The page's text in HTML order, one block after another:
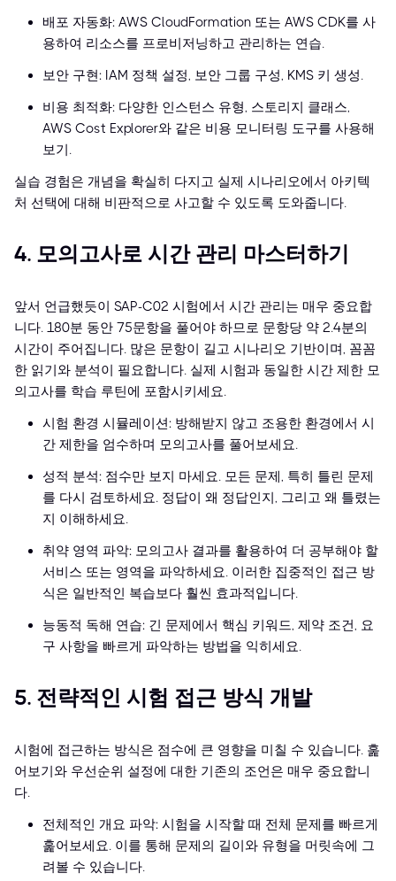
배포 자동화: AWS CloudFormation 또는 AWS CDK를 사
용하여 리소스를 프로비저닝하고 관리하는 연습.
보안 구현: IAM 정책 설정, 보안 그룹 구성, KMS 키 생성.
비용 최적화: 다양한 인스턴스 유형, 스토리지 클래스,
AWS Cost Explorer와 같은 비용 모니터링 도구를 사용해
보기.
실습 경험은 개념을 확실히 다지고 실제 시나리오에서 아키텍
처 선택에 대해 비판적으로 사고할 수 있도록 도와줍니다.
4. 모의고사로 시간 관리 마스터하기
앞서 언급했듯이 SAP-C02 시험에서 시간 관리는 매우 중요합
니다. 180분 동안 75문항을 풀어야 하므로 문항당 약 2.4분의
시간이 주어집니다. 많은 문항이 길고 시나리오 기반이며, 꼼꼼
한 읽기와 분석이 필요합니다. 실제 시험과 동일한 시간 제한 모
의고사를 학습 루틴에 포함시키세요.
시험 환경 시뮬레이션: 방해받지 않고 조용한 환경에서 시
간 제한을 엄수하며 모의고사를 풀어보세요.
성적 분석: 점수만 보지 마세요. 모든 문제, 특히 틀린 문제
를 다시 검토하세요. 정답이 왜 정답인지, 그리고 왜 틀렸는
지 이해하세요.
취약 영역 파악: 모의고사 결과를 활용하여 더 공부해야 할
서비스 또는 영역을 파악하세요. 이러한 집중적인 접근 방
식은 일반적인 복습보다 훨씬 효과적입니다.
능동적 독해 연습: 긴 문제에서 핵심 키워드, 제약 조건, 요
구 사항을 빠르게 파악하는 방법을 익히세요.
5. 전략적인 시험 접근 방식 개발
시험에 접근하는 방식은 점수에 큰 영향을 미칠 수 있습니다. 훑
어보기와 우선순위 설정에 대한 기존의 조언은 매우 중요합니
다.
전체적인 개요 파악: 시험을 시작할 때 전체 문제를 빠르게
훑어보세요. 이를 통해 문제의 길이와 유형을 머릿속에 그
려볼 수 있습니다.